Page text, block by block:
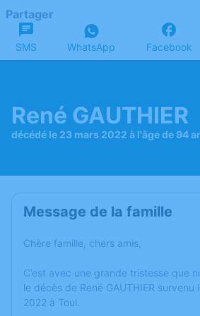
Partager
SMS WhatsApp Facebook
René GAUTHIER
décédé le 23 mars 2022 à l'âge de 94
Message de la famille
Chère famille, chers amis,
C’est avec une grande tristesse que
le décès de René GAUTHIER
2022 à Toul.